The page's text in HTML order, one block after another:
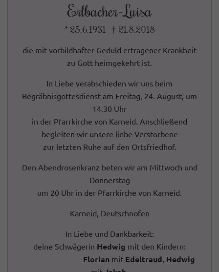
Erlbacher-Luisa
* 25.6.1931 † 21.8.2018
die mit vorbildhafter Geduld ertragener Krankheit
zu Gott heimgekehrt ist.
In Liebe verabschieden wir uns beim
Begräbnisgottesdienst am Freitag, 24. August, um
14.30 Uhr
in der Pfarrkirche von Karneid. Anschließend
begleiten wir unsere liebe Verstorbene
zur letzten Ruhe auf den Ortsfriedhof.
Den Abendrosenkranz beten wir am Mittwoch und
Donnerstag
um 20 Uhr in der Pfarrkirche von Karneid.
Karneid, Deutschnofen
In Liebe und Dankbarkeit:
deine Schwägerin Hedwig mit den Kindern:
Florianmit Edeltraud, Hedwig